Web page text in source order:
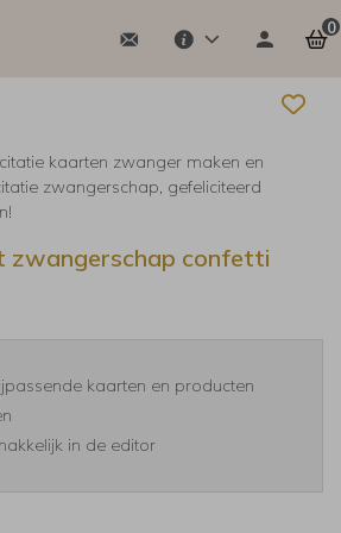
0
kaarten zwanger maken en
zwangerschap, gefeliciteerd
zwangerschap confetti
kaarten en producten
in de editor